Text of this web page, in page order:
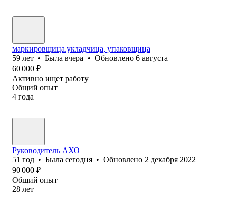
маркировщица.укладчица, упаковщица
59 лет • Была вчера • Обновлено 6 августа
60 000 ₽
Активно ищет работу
Общий опыт
4 года
Руководитель АХО
51 год • Была сегодня • Обновлено 2 декабря 2022
90 000 ₽
Общий опыт
28 лет